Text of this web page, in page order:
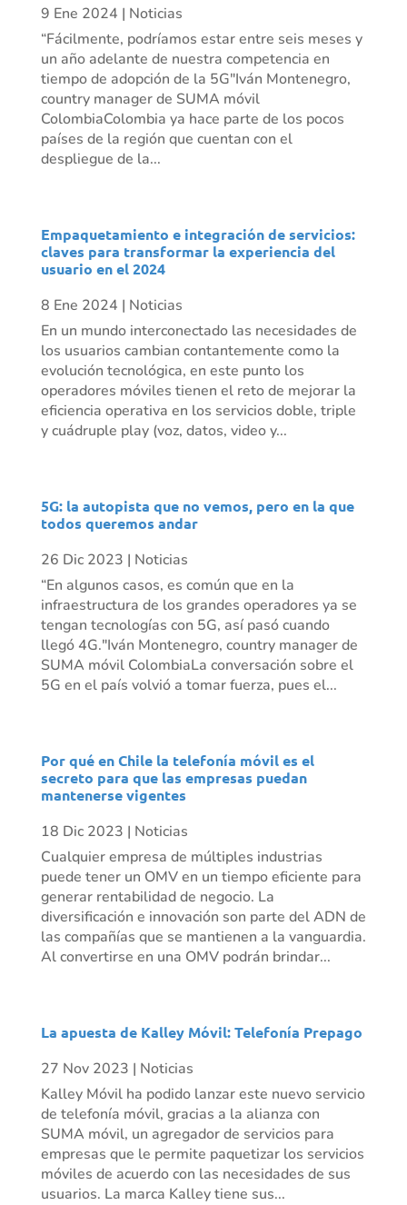
9 Ene 2024 | Noticias
“Fácilmente, podríamos estar entre seis meses y
un año adelante de nuestra competencia en
tiempo de adopción de la 5G"Iván Montenegro,
country manager de SUMA móvil
ColombiaColombia ya hace parte de los pocos
países de la región que cuentan con el
despliegue de la...
Empaquetamiento e integración de servicios:
claves para transformar la experiencia del
usuario en el 2024
8 Ene 2024 | Noticias
En un mundo interconectado las necesidades de
los usuarios cambian contantemente como la
evolución tecnológica, en este punto los
operadores móviles tienen el reto de mejorar la
eficiencia operativa en los servicios doble, triple
y cuádruple play (voz, datos, video y...
5G: la autopista que no vemos, pero en la que
todos queremos andar
26 Dic 2023 | Noticias
“En algunos casos, es común que en la
infraestructura de los grandes operadores ya se
tengan tecnologías con 5G, así pasó cuando
llegó 4G."Iván Montenegro, country manager de
SUMA móvil ColombiaLa conversación sobre el
5G en el país volvió a tomar fuerza, pues el...
Por qué en Chile la telefonía móvil es el
secreto para que las empresas puedan
mantenerse vigentes
18 Dic 2023 | Noticias
Cualquier empresa de múltiples industrias
puede tener un OMV en un tiempo eficiente para
generar rentabilidad de negocio. La
diversificación e innovación son parte del ADN de
las compañías que se mantienen a la vanguardia.
Al convertirse en una OMV podrán brindar...
La apuesta de Kalley Móvil: Telefonía Prepago
27 Nov 2023 | Noticias
Kalley Móvil ha podido lanzar este nuevo servicio
de telefonía móvil, gracias a la alianza con
SUMA móvil, un agregador de servicios para
empresas que le permite paquetizar los servicios
móviles de acuerdo con las necesidades de sus
usuarios. La marca Kalley tiene sus...